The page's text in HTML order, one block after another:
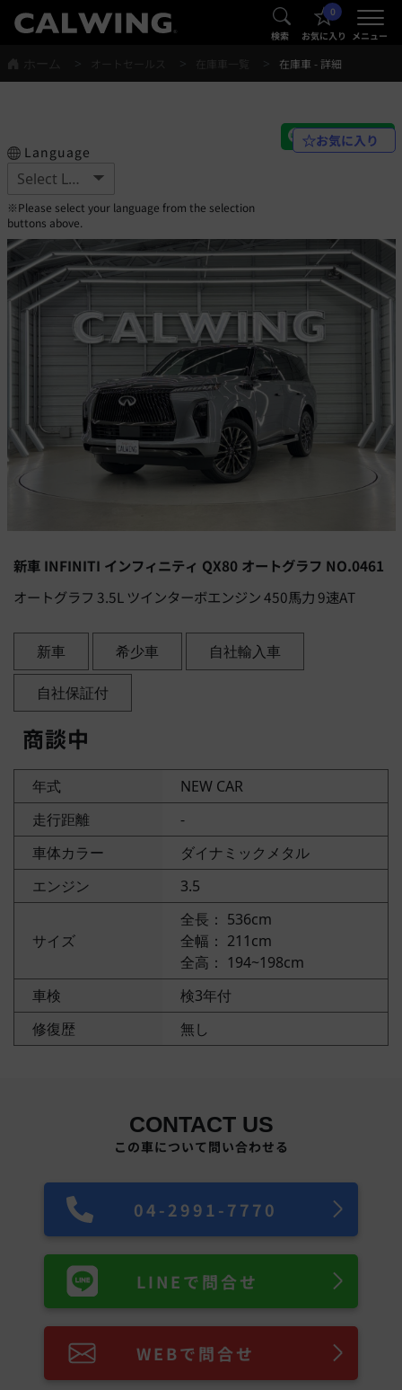
® 検索
0
お気に入り メニュー
®
在庫車 - 詳細
Language
※Please select your language from the selection
buttons above.
お気に入り
新車 INFINITI インフィニティ QX80 オートグラフ NO.0461
オートグラフ 3.5L ツインターボエンジン 450馬力 9速AT
新車 希少車 自社輸入車
自社保証付
商談中
年式
NEW CAR
走行距離
-
車体カラー
ダイナミックメタル
エンジン
3.5
サイズ
全長： 536cm
全幅： 211cm
全高： 194~198cm
車検
検3年付
修復歴
無し
CONTACT US
この車について問い合わせる
04-2991-7770
LINEで問合せ
WEBで問合せ